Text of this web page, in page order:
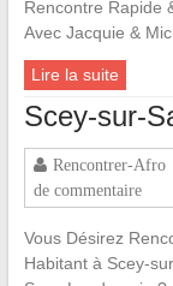
Rencontre Rapide
Avec Jacquie &
Lire la suite
Scey-sur-
Rencontrer-Afro
de commentaire
Vous Désirez
Habitant à Scey-